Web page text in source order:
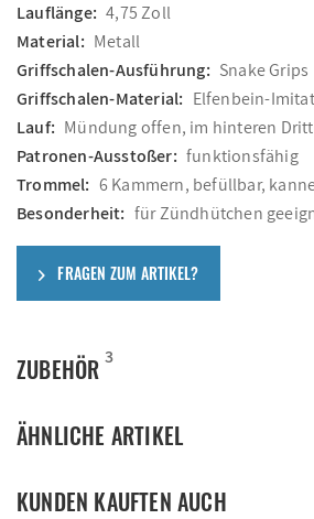
Lauflänge: 4,75 Zoll
Material: Metall
Griffschalen-Ausführung: Snake Grips
Griffschalen-Material: Elfenbein-Imitat
Lauf: Mündung offen, im hinteren
Patronen-Ausstoßer: funktionsfähig
Trommel: 6 Kammern, befüllbar,
Besonderheit: für Zündhütchen
FRAGEN ZUM ARTIKEL?
ZUBEHÖR 3
ÄHNLICHE ARTIKEL
KUNDEN KAUFTEN AUCH